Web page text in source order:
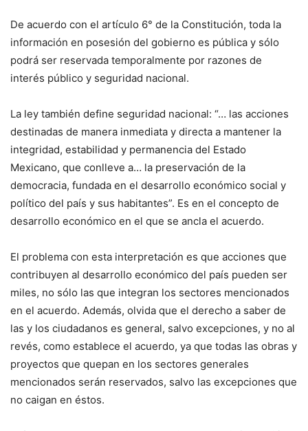
De acuerdo con el artículo 6° de la Constitución, toda la
información en posesión del gobierno es pública y sólo
podrá ser reservada temporalmente por razones de
interés público y seguridad nacional.
La ley también define seguridad nacional: “… las acciones
destinadas de manera inmediata y directa a mantener la
integridad, estabilidad y permanencia del Estado
Mexicano, que conlleve a… la preservación de la
democracia, fundada en el desarrollo económico social y
político del país y sus habitantes”. Es en el concepto de
desarrollo económico en el que se ancla el acuerdo.
El problema con esta interpretación es que acciones que
contribuyen al desarrollo económico del país pueden ser
miles, no sólo las que integran los sectores mencionados
en el acuerdo. Además, olvida que el derecho a saber de
las y los ciudadanos es general, salvo excepciones, y no al
revés, como establece el acuerdo, ya que todas las obras y
proyectos que quepan en los sectores generales
mencionados serán reservados, salvo las excepciones que
no caigan en éstos.